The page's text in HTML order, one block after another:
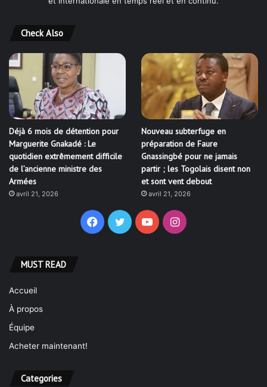
Déjà 6 mois de détention pour
Marguerite Gnakadé : Le
quotidien extrêmement difficile
de l’ancienne ministre des
Armées
avril 21, 2026
Nouveau subterfuge en
préparation de Faure
Gnassingbé pour ne jamais
partir ; les Togolais disent non
et sont vent debout
avril 21, 2026
À propos
Équipe
Acheter maintenant!